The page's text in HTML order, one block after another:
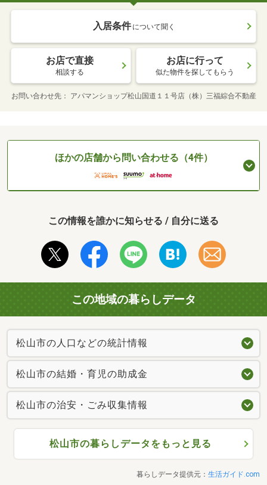
入居条件 について聞く
お店で直接
相談する
お店に行って
似た物件を探してもらう
お問い合わせ先 アパマンショップ松山国道１１号店（株）三福綜合不動産
ほかの店舗から問い合わせる（4件）
この情報を誰かに知らせる / 自分に送る
この地域の暮らしデータ
松山市の人口などの統計情報
松山市の結婚・育児の助成金
松山市の治安・ごみ収集情報
松山市の暮らしデータをもっと見る
暮らしデータ提供元： 生活ガイド.com